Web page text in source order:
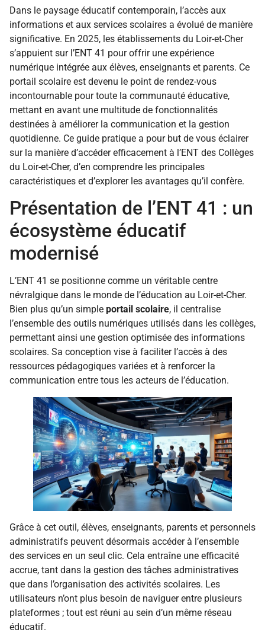
Dans le paysage éducatif contemporain, l’accès aux
informations et aux services scolaires a évolué de manière
significative. En 2025, les établissements du Loir-et-Cher
s’appuient sur l’ENT 41 pour offrir une expérience
numérique intégrée aux élèves, enseignants et parents. Ce
portail scolaire est devenu le point de rendez-vous
incontournable pour toute la communauté éducative,
mettant en avant une multitude de fonctionnalités
destinées à améliorer la communication et la gestion
quotidienne. Ce guide pratique a pour but de vous éclairer
sur la manière d’accéder efficacement à l’ENT des Collèges
du Loir-et-Cher, d’en comprendre les principales
caractéristiques et d’explorer les avantages qu’il confère.
Présentation de l’ENT 41 : un
écosystème éducatif
modernisé
L’ENT 41 se positionne comme un véritable centre
névralgique dans le monde de l’éducation au Loir-et-Cher.
Bien plus qu’un simple portail scolaire, il centralise
l’ensemble des outils numériques utilisés dans les collèges,
permettant ainsi une gestion optimisée des informations
scolaires. Sa conception vise à faciliter l’accès à des
ressources pédagogiques variées et à renforcer la
communication entre tous les acteurs de l’éducation.
Grâce à cet outil, élèves, enseignants, parents et personnels
administratifs peuvent désormais accéder à l’ensemble
des services en un seul clic. Cela entraîne une efficacité
accrue, tant dans la gestion des tâches administratives
que dans l’organisation des activités scolaires. Les
utilisateurs n’ont plus besoin de naviguer entre plusieurs
plateformes ; tout est réuni au sein d’un même réseau
éducatif.